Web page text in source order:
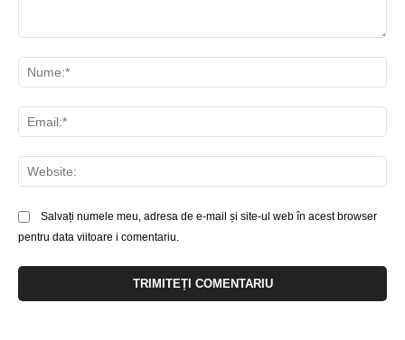
Salvați numele meu, adresa de e-mail și site-ul web în acest browser
pentru data viitoare i comentariu.